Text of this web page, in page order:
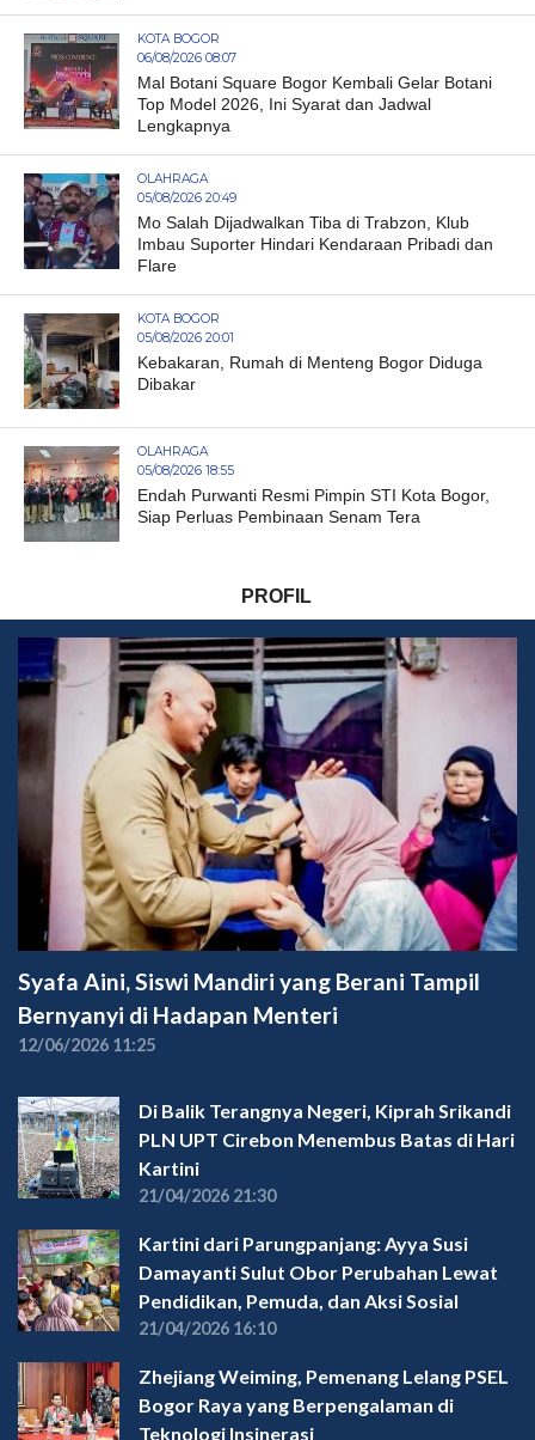
KOTA BOGOR
06/08/2026 08:07
Mal Botani Square Bogor Kembali Gelar Botani
Top Model 2026, Ini Syarat dan Jadwal
Lengkapnya
OLAHRAGA
05/08/2026 20:49
Mo Salah Dijadwalkan Tiba di Trabzon, Klub
Imbau Suporter Hindari Kendaraan Pribadi dan
Flare
KOTA BOGOR
05/08/2026 20:01
Kebakaran, Rumah di Menteng Bogor Diduga
Dibakar
OLAHRAGA
05/08/2026 18:55
Endah Purwanti Resmi Pimpin STI Kota Bogor,
Siap Perluas Pembinaan Senam Tera
PROFIL
Syafa Aini, Siswi Mandiri yang Berani Tampil
Bernyanyi di Hadapan Menteri
12/06/2026 11:25
Di Balik Terangnya Negeri, Kiprah Srikandi
PLN UPT Cirebon Menembus Batas di Hari
Kartini
21/04/2026 21:30
Kartini dari Parungpanjang: Ayya Susi
Damayanti Sulut Obor Perubahan Lewat
Pendidikan, Pemuda, dan Aksi Sosial
21/04/2026 16:10
Zhejiang Weiming, Pemenang Lelang PSEL
Bogor Raya yang Berpengalaman di
Teknologi Insinerasi